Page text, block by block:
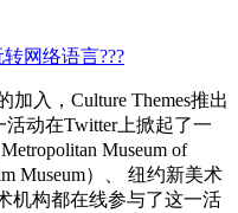
网络语言???
入，Culture Themes推出
动在Twitter上掀起了一
Museum of
Museum）、 纽约新美术
机构都在线参与了这一活